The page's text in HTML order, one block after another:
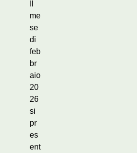
me
se
di
feb
br
aio
20
26
si
pr
es
ent